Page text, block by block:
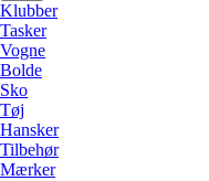
Klubber
Tasker
Vogne
Bolde
Sko
Tøj
Hansker
Tilbehør
Mærker